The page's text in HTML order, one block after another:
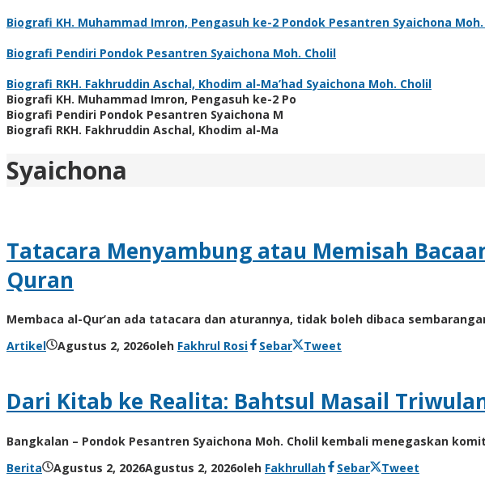
Biografi KH. Muhammad Imron, Pengasuh ke-2 Pondok Pesantren Syaichona
Biografi Pendiri Pondok Pesantren Syaichona Moh. Cholil
Biografi RKH. Fakhruddin Aschal, Khodim al-Ma’had Syaichona Moh. Cholil
Biografi KH. Muhammad Imron, Pengasuh ke-2 Po
Biografi Pendiri Pondok Pesantren Syaichona M
Biografi RKH. Fakhruddin Aschal, Khodim al-Ma
Syaichona
Tatacara Menyambung atau Memisah
Quran
Membaca al-Qur’an ada tatacara dan aturannya, tidak boleh dibaca
Artikel
Agustus 2, 2026oleh Fakhrul Rosi Sebar Tweet
Dari Kitab ke Realita: Bahtsul Masail
Bangkalan – Pondok Pesantren Syaichona Moh. Cholil kembali menegaskan
Berita
Agustus 2, 2026Agustus 2, 2026oleh Fakhrullah Sebar Tweet